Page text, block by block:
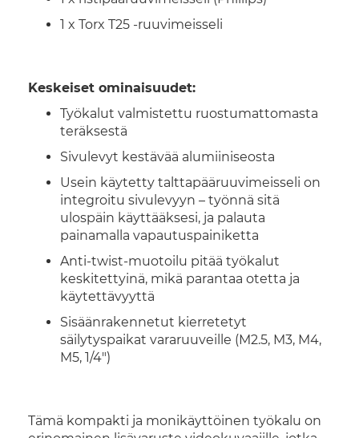
1 x Torx T25 -ruuvimeisseli
Keskeiset ominaisuudet:
Työkalut valmistettu ruostumattomasta
teräksestä
Sivulevyt kestävää alumiiniseosta
Usein käytetty talttapääruuvimeisseli on
integroitu sivulevyyn – työnnä sitä
ulospäin käyttääksesi, ja palauta
painamalla vapautuspainiketta
Anti-twist-muotoilu pitää työkalut
keskitettyinä, mikä parantaa otetta ja
käytettävyyttä
Sisäänrakennetut kierretetyt
säilytyspaikat vararuuveille (M2.5, M3, M4,
M5, 1/4")
Tämä kompakti ja monikäyttöinen työkalu on